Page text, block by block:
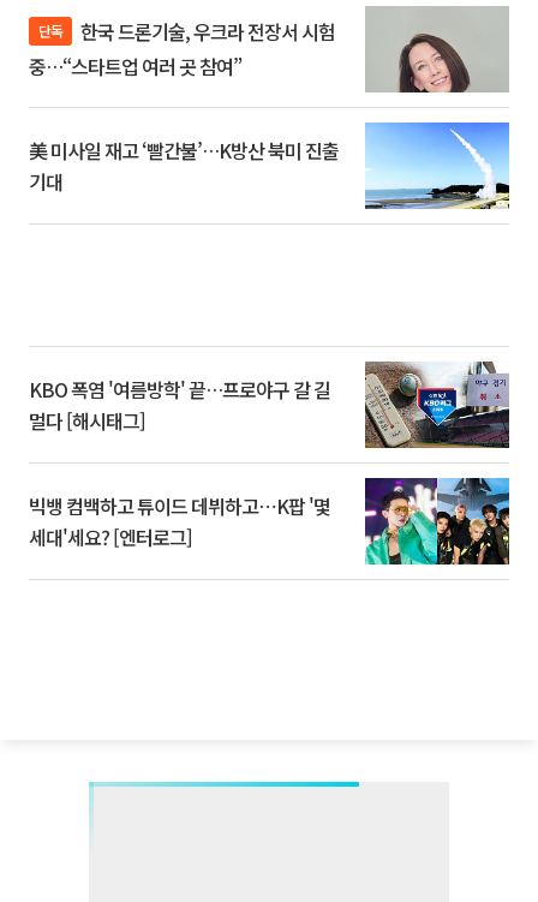
단독
중…“스타트업 여러 곳 참여”
美 미사일 재고 ‘빨간불’…K방산 북미 진출
기대
KBO 폭염 '여름방학' 끝…프로야구 갈 길
멀다 [해시태그]
빅뱅 컴백하고 튜이드 데뷔하고⋯K팝 '몇
세대'세요? [엔터로그]